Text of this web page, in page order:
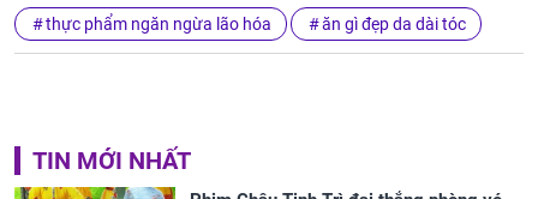
thực phẩm ngăn ngừa lão hóa ăn gì đẹp da dài tóc
TIN MỚI NHẤT